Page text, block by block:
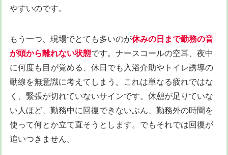
やすいのです。
もう一つ、現場でとても多いのが休みの日まで勤務の音
が頭から離れない状態です。ナースコールの空耳、夜中
に何度も目が覚める、休日でも入浴介助やトイレ誘導の
動線を無意識に考えてしまう。これは単なる疲れではな
く、緊張が切れていないサインです。休憩が足りていな
い人ほど、勤務中に回復できないぶん、勤務外の時間を
使って何とか立て直そうとします。でもそれでは回復が
追いつきません。